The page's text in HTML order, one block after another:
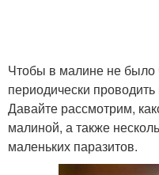
Чтобы в малине не было
периодически
Давайте рассмотрим,
малиной, а также
маленьких паразитов.